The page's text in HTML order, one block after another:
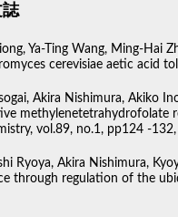
Ya-Ting Wang, Ming-Hai
cerevisiae aetic acid
Akira Nishimura, Akiko
methylenetetrahydrofolate
vol.89, no.1, pp124 -
Ryoya, Akira Nishimura,
through regulation of the